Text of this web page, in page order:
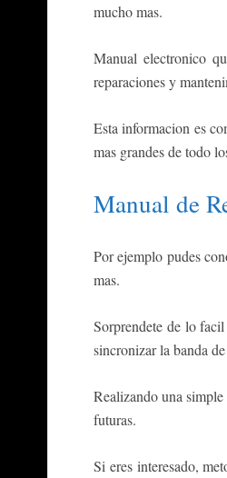
mucho mas.
Manual electronico
reparaciones y
Esta informacion es
mas grandes de todo
Manual de
Por ejemplo pudes
mas.
Sorprendete de lo
sincronizar la banda
Realizando una
futuras.
Si eres interesado,